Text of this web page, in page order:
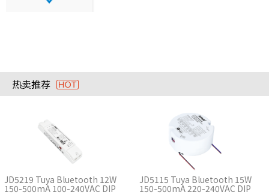
热卖推荐
JD5219 Tuya Bluetooth 12W
150-500mA 100-240VAC DIP
JD5115 Tuya Bluetooth 15W
150-500mA 220-240VAC DIP